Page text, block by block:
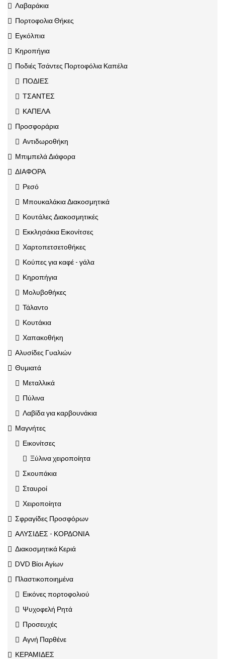
Λαβαράκια
Πορτοφολια Θήκες
Εγκόλπια
Κηροπήγια
Ποδιές Τσάντες Πορτοφόλια Καπέλα
ΠΟΔΙΕΣ
ΤΣΑΝΤΕΣ
ΚΑΠΕΛΑ
Προσφοράρια
Αντιδωροθήκη
Μπιμπελά Διάφορα
ΔΙΑΦΟΡΑ
Ρεσό
Μπουκαλάκια Διακοσμητικά
Κουτάλες Διακοσμητικές
Εκκλησάκια Εικονίτσες
Χαρτοπετσετοθήκες
Κούπες για καφέ - γάλα
Κηροπήγια
Μολυβοθήκες
Τάλαντο
Κουτάκια
Χαπακοθήκη
Αλυσίδες Γυαλιών
Θυμιατά
Μεταλλικά
Πύλινα
Λαβίδα για καρβουνάκια
Μαγνήτες
Εικονίτσες
Ξύλινα χειροποίητα
Σκουπάκια
Σταυροί
Χειροποίητα
Σφραγίδες Προσφόρων
ΑΛΥΣΙΔΕΣ - ΚΟΡΔΟΝΙΑ
Διακοσμητικά Κεριά
DVD Βίοι Αγίων
Πλαστικοποιημένα
Εικόνες πορτοφολιού
Ψυχοφελή Ρητά
Προσευχές
Αγνή Παρθένε
ΚΕΡΑΜΙΔΕΣ